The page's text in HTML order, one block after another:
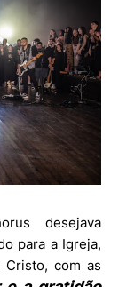
desejava
para a Igreja,
Cristo, com as